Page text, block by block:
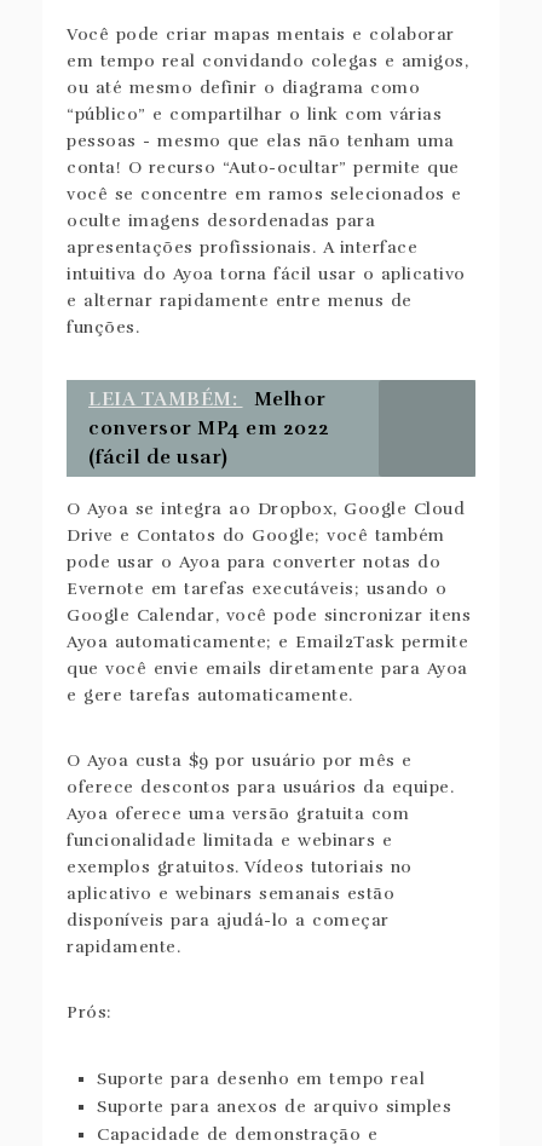
Você pode criar mapas mentais e colaborar
em tempo real convidando colegas e amigos,
ou até mesmo definir o diagrama como
“público” e compartilhar o link com várias
pessoas - mesmo que elas não tenham uma
conta! O recurso “Auto-ocultar” permite que
você se concentre em ramos selecionados e
oculte imagens desordenadas para
apresentações profissionais. A interface
intuitiva do Ayoa torna fácil usar o aplicativo
e alternar rapidamente entre menus de
funções.
LEIA TAMBÉM:
Melhor
conversor MP4 em 2022
(fácil de usar)
O Ayoa se integra ao Dropbox, Google Cloud
Drive e Contatos do Google; você também
pode usar o Ayoa para converter notas do
Evernote em tarefas executáveis; usando o
Google Calendar, você pode sincronizar itens
Ayoa automaticamente; e Email2Task permite
que você envie emails diretamente para Ayoa
e gere tarefas automaticamente.
O Ayoa custa $9 por usuário por mês e
oferece descontos para usuários da equipe.
Ayoa oferece uma versão gratuita com
funcionalidade limitada e webinars e
exemplos gratuitos. Vídeos tutoriais no
aplicativo e webinars semanais estão
disponíveis para ajudá-lo a começar
rapidamente.
Prós:
Suporte para desenho em tempo real
Suporte para anexos de arquivo simples
Capacidade de demonstração e